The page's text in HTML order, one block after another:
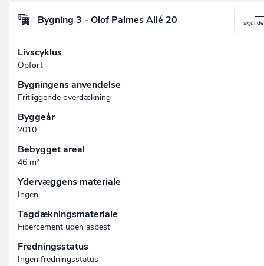
Bygning 3 - Olof Palmes Allé 20
Livscyklus
Opført
Bygningens anvendelse
Fritliggende overdækning
Byggeår
2010
Bebygget areal
46 m²
Ydervæggens materiale
Ingen
Tagdækningsmateriale
Fibercement uden asbest
Fredningsstatus
Ingen fredningsstatus